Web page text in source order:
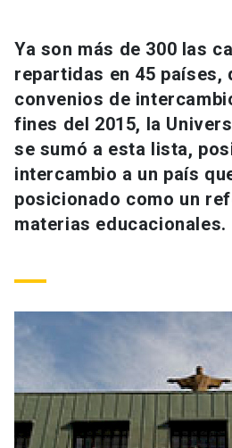
Universidad
Información para keyboard_arrow_down
Futuros estudiantes
Estudiantes
Personal
Alumni
Padres y familia
Vecinos
Go to english site launch
ACCESOS DIRECTOS
Admisión launch
Correo UC launch
Medios Biblioteca launch
Donaciones launch
Ya son más de 300 las
repartidas en 45 países,
convenios de
fines del 2015, la
se sumó a esta lista,
intercambio a un país
posicionado como un
materias educacionales.